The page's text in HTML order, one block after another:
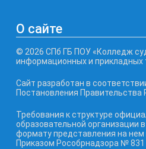
О сайте
© 2026 СПб ГБ ПОУ «Колледж
информационных и прикладных
Сайт разработан в
Постановления
Требования к структуре
образовательной организации
формату представления на
Приказом Рособрнадзора № 831